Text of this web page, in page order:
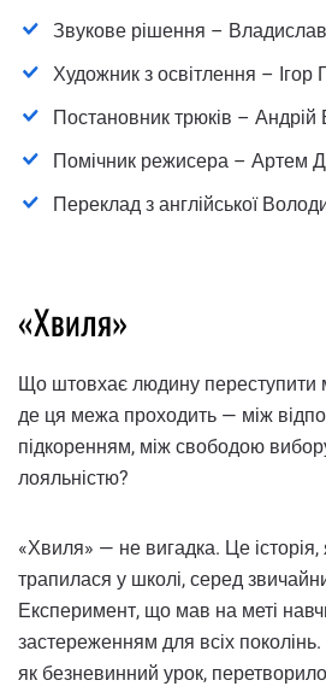
Звукове рішення –
Художник з освітлення – Ігор
Постановник трюків – Андрій
Помічник режисера – Артем
Переклад з англійської
«Хвиля»
Що штовхає людину переступити
де ця межа проходить — між
підкоренням, між свободою
лояльністю?
«Хвиля» — не вигадка. Це історія,
трапилася у школі, серед
Експеримент, що мав на меті
застереженням для всіх
як безневинний урок,